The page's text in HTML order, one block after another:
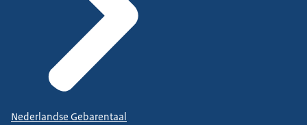
Nederlandse Gebarentaal